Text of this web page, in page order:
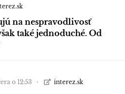
na nespravodlivosť
také jednoduché. Od
o 12:53 interez.sk